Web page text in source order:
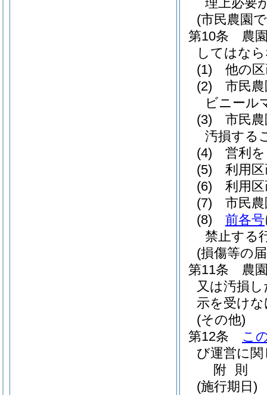
(市民農園
第10条
農
してはな
(1)
他の
(2)
市民
ビニール
(3)
市民
汚損する
(4)
営利
(5)
利用
(6)
利用
(7)
市民
(8)
前各号
禁止する
(損傷等の
第11条
農
又は汚損
示を受け
(その他)
第12条
こ
び運営に
附 則
(施行期日)